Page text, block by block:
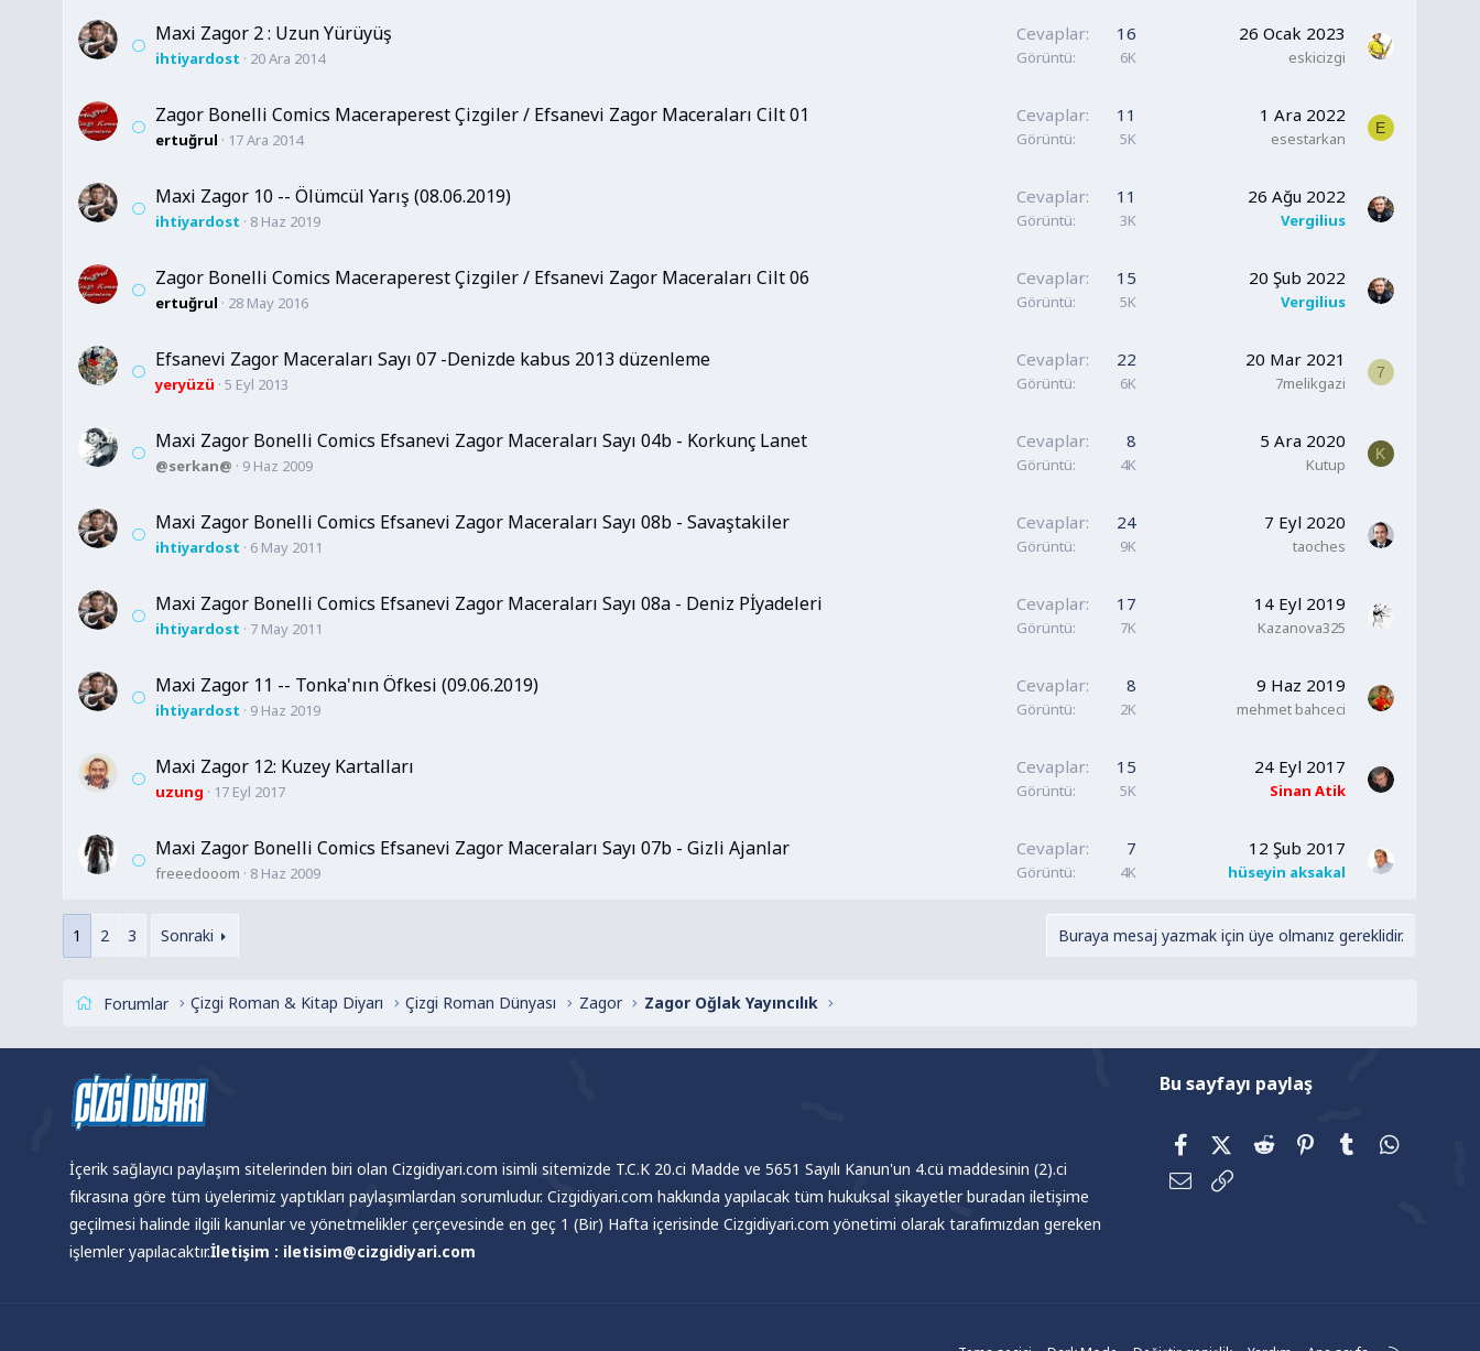
Maxi Zagor 2 : Uzun Yürüyüş
ihtiyardost 20 Ara 2014
Cevaplar 16
Görüntü 6K
26 Ocak 2023
eskicizgi
Zagor Bonelli Comics Maceraperest Çizgiler / Efsanevi Zagor Maceraları Cilt 01
ertuğrul 17 Ara 2014
Cevaplar 11
Görüntü 5K
1 Ara 2022
esestarkan
E
Maxi Zagor 10 -- Ölümcül Yarış (08.06.2019)
ihtiyardost 8 Haz 2019
Cevaplar 11
Görüntü 3K
26 Ağu 2022
Vergilius
Zagor Bonelli Comics Maceraperest Çizgiler / Efsanevi Zagor Maceraları Cilt 06
ertuğrul 28 May 2016
Cevaplar 15
Görüntü 5K
20 Şub 2022
Vergilius
Efsanevi Zagor Maceraları Sayı 07 -Denizde kabus 2013 düzenleme
yeryüzü 5 Eyl 2013
Cevaplar 22
Görüntü 6K
20 Mar 2021
7melikgazi
7
Maxi Zagor Bonelli Comics Efsanevi Zagor Maceraları Sayı 04b - Korkunç Lanet
@serkan@ 9 Haz 2009
Cevaplar 8
Görüntü 4K
5 Ara 2020
Kutup
K
Maxi Zagor Bonelli Comics Efsanevi Zagor Maceraları Sayı 08b - Savaştakiler
ihtiyardost 6 May 2011
Cevaplar 24
Görüntü 9K
7 Eyl 2020
taoches
Maxi Zagor Bonelli Comics Efsanevi Zagor Maceraları Sayı 08a - Deniz Pİyadeleri
ihtiyardost 7 May 2011
Cevaplar 17
Görüntü 7K
14 Eyl 2019
Kazanova325
Maxi Zagor 11 -- Tonka'nın Öfkesi (09.06.2019)
ihtiyardost 9 Haz 2019
Cevaplar 8
Görüntü 2K
9 Haz 2019
mehmet bahceci
Maxi Zagor 12: Kuzey Kartalları
uzung 17 Eyl 2017
Cevaplar 15
Görüntü 5K
24 Eyl 2017
Sinan Atik
Maxi Zagor Bonelli Comics Efsanevi Zagor Maceraları Sayı 07b - Gizli Ajanlar
freeedooom 8 Haz 2009
Cevaplar 7
Görüntü 4K
12 Şub 2017
hüseyin aksakal
1 2 3 Sonraki Buraya mesaj yazmak için üye olmanız gereklidir.
Forumlar Çizgi Roman & Kitap Diyarı Çizgi Roman Dünyası Zagor Zagor Oğlak Yayıncılık
İçerik sağlayıcı paylaşım sitelerinden biri olan Cizgidiyari.com isimli sitemizde T.C.K 20.ci Madde ve 5651 Sayılı Kanun'un 4.cü maddesinin (2).ci
fıkrasına göre tüm üyelerimiz yaptıkları paylaşımlardan sorumludur. Cizgidiyari.com hakkında yapılacak tüm hukuksal şikayetler buradan iletişime
geçilmesi halinde ilgili kanunlar ve yönetmelikler çerçevesinde en geç 1 (Bir) Hafta içerisinde Cizgidiyari.com yönetimi olarak tarafımızdan gereken
işlemler yapılacaktır.İletişim : iletisim@cizgidiyari.com
Bu sayfayı paylaş
FacebookX (Twitter)
Reddit Pinterest
Tumblr
E-posta